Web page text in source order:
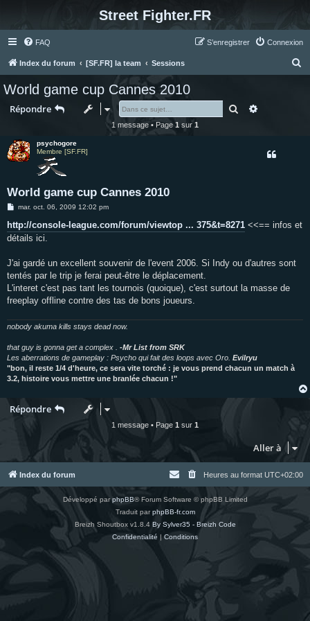
Street Fighter.FR
FAQ Connexion
S’enregistrer
Index du forum [SF.FR] la team Sessions
World game cup Cannes 2010
Répondre Rechercher
1 message • Page 1 sur1
psychogore
Membre [SF.FR]
World game cup Cannes 2010
M
s
s
a
mar. oct. 06, 2009 12:02 pm
http://console-league.com/forum/viewtop ... 375&t=8271 <<== infos et
détails ici.
J'ai gardé un excellent souvenir de l'event 2006. Si Indy ou d'autres sont
tentés par le trip je ferai peut-être le déplacement.
L'interet c'est pas tant les tournois (quoique), c'est surtout la masse de
freeplay offline contre des tas de bons joueurs.
nobody akuma kills stays dead now.
that guy is gonna get a complex . -Mr List from SRK
Les aberrations de gameplay : Psycho qui fait des loops avec Oro. Evilryu
"bon, il reste 1/4 d'heure, ce sera vite torché : je vous prend chacun un match à
3.2, histoire vous mettre une branlée chacun !"
Répondre
1 message • Page 1 sur 1
Aller à
Index du forum Heures au format UTC+02:00
Développé parphpBB® Forum Software © phpBB Limited
Traduit parphpBB-fr.com
Breizh Shoutbox v1.8.4 By Sylver35 - Breizh Code
Confidentialité | Conditions